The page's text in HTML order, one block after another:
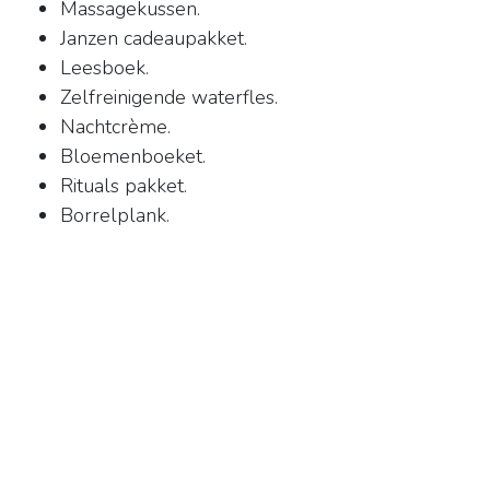
Massagekussen.
Janzen cadeaupakket.
Leesboek.
Zelfreinigende waterfles.
Nachtcrème.
Bloemenboeket.
Rituals pakket.
Borrelplank.